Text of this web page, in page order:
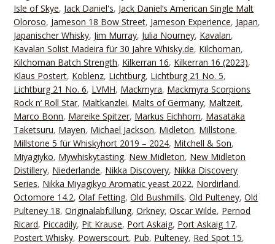
Isle of Skye, Jack Daniel's, Jack Daniel‘s American Single Malt
Oloroso, Jameson 18 Bow Street, Jameson Experience, Japan,
Japanischer Whisky, Jim Murray, Julia Nourney, Kavalan,
Kavalan Solist Madeira für 30 Jahre Whisky.de, Kilchoman,
Kilchoman Batch Strength, Kilkerran 16, Kilkerran 16 (2023),
Klaus Postert, Koblenz, Lichtburg, Lichtburg 21 No. 5,
Lichtburg 21 No. 6, LVMH, Mackmyra, Mackmyra Scorpions
Rock n‘ Roll Star, Maltkanzlei, Malts of Germany, Maltzeit,
Marco Bonn, Mareike Spitzer, Markus Eichhorn, Masataka
Taketsuru, Mayen, Michael Jackson, Midleton, Millstone,
Millstone 5 für Whiskyhort 2019 – 2024, Mitchell & Son,
Miyagiyko, Mywhiskytasting, New Midleton, New Midleton
Distillery, Niederlande, Nikka Discovery, Nikka Discovery
Series, Nikka Miyagikyo Aromatic yeast 2022, Nordirland,
Octomore 14.2,Olaf Fetting,Old Bushmills,Old Pulteney,Old
Pulteney 18,Originalabfüllung,Orkney,Oscar Wilde, Pernod
Ricard, Piccadily, Pit Krause, Port Askaig, Port Askaig 17,
Postert Whisky, Powerscourt, Pub, Pulteney, Red Spot 15,